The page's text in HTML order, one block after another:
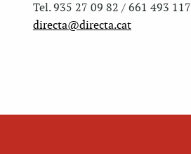
Tel. 935 27 09 82 / 661 493 117
directa@directa.cat